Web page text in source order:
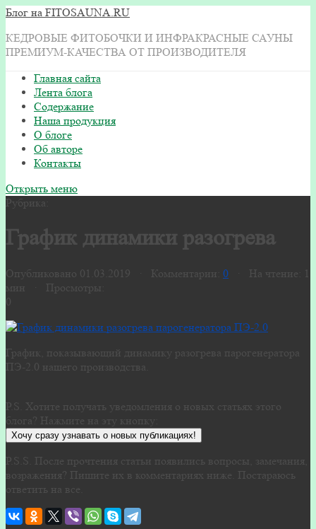
Блог на FITOSAUNA.RU
КЕДРОВЫЕ ФИТОБОЧКИ И ИНФРАКРАСНЫЕ САУНЫ
ПРЕМИУМ-КАЧЕСТВА ОТ ПРОИЗВОДИТЕЛЯ
Главная сайта
Лента блога
Содержание
Наша продукция
О блоге
Об авторе
Контакты
Открыть меню
Рубрика:
График динамики разогрева
Опубликовано 01.03.2019 · Комментарии: 0 · На чтение: 1
мин · Просмотры:
0
График, показывающий динамику разогрева парогенератора
ПЭ-2.0 нашего производства.
P.S. Хотите получать уведомления о новых статьях этого
блога? Нажмите на эту кнопку:
Хочу сразу узнавать о новых публикациях!
P.S.S. После прочтения статьи появились вопросы, замечания,
возражения? Пишите их в комментариях ниже. Постараюсь
ответить на все.